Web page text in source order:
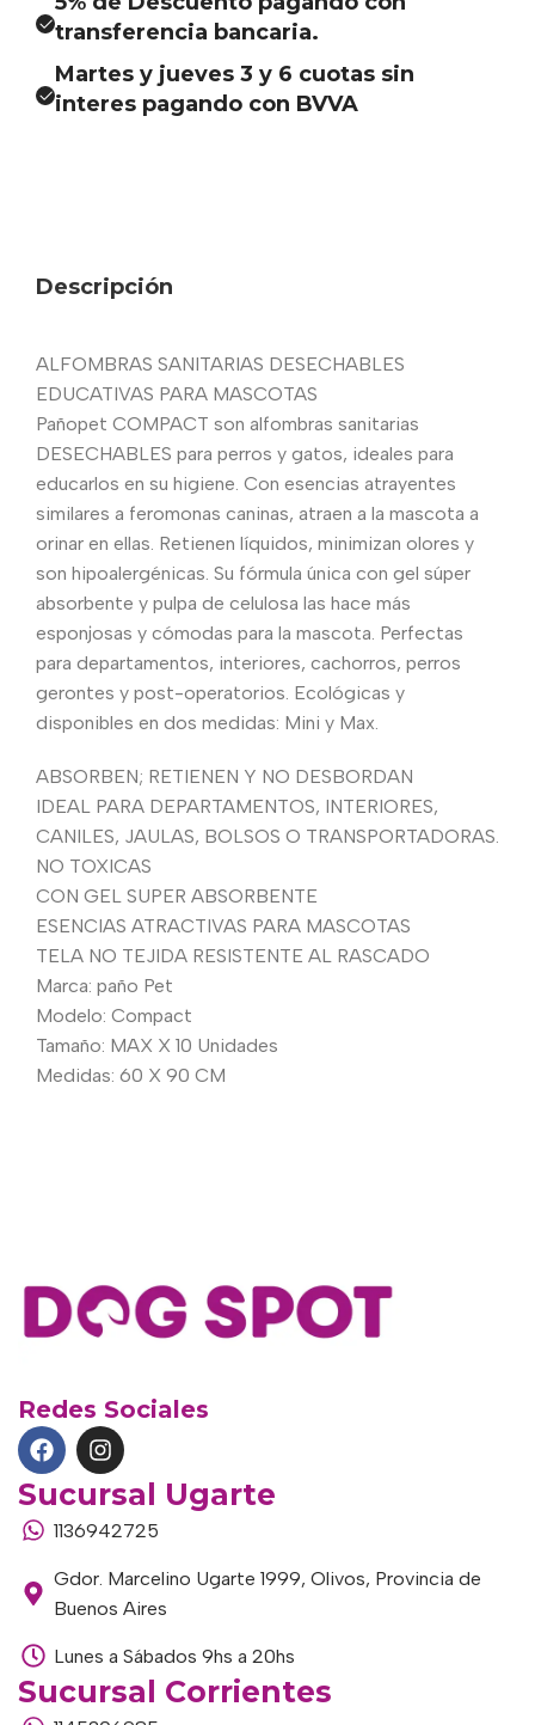
transferencia bancaria.
Martes y jueves 3 y 6 cuotas sin
interes pagando con BVVA
Descripción
ALFOMBRAS SANITARIAS DESECHABLES
EDUCATIVAS PARA MASCOTAS
Pañopet COMPACT son alfombras sanitarias
DESECHABLES para perros y gatos, ideales para
educarlos en su higiene. Con esencias atrayentes
similares a feromonas caninas, atraen a la mascota a
orinar en ellas. Retienen líquidos, minimizan olores y
son hipoalergénicas. Su fórmula única con gel súper
absorbente y pulpa de celulosa las hace más
esponjosas y cómodas para la mascota. Perfectas
para departamentos, interiores, cachorros, perros
gerontes y post-operatorios. Ecológicas y
disponibles en dos medidas: Mini y Max.
ABSORBEN; RETIENEN Y NO DESBORDAN
IDEAL PARA DEPARTAMENTOS, INTERIORES,
CANILES, JAULAS, BOLSOS O TRANSPORTADORAS.
NO TOXICAS
CON GEL SUPER ABSORBENTE
ESENCIAS ATRACTIVAS PARA MASCOTAS
TELA NO TEJIDA RESISTENTE AL RASCADO
Marca: paño Pet
Modelo: Compact
Tamaño: MAX X 10 Unidades
Medidas: 60 X 90 CM
Redes Sociales
Sucursal Ugarte
1136942725
Gdor. Marcelino Ugarte 1999, Olivos, Provincia de
Buenos Aires
Lunes a Sábados 9hs a 20hs
Sucursal Corrientes